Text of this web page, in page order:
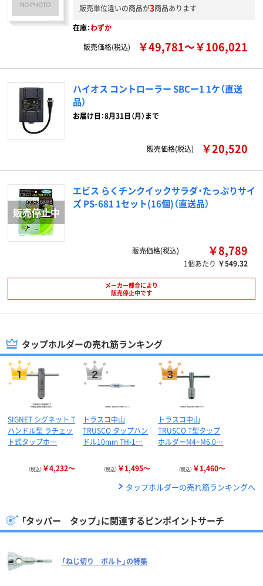
販売単位違いの商品が3商品あります
在庫：わずか
販売価格(税込)
￥49,781～￥106,021
ハイオス コントローラー SBCー1 1ケ（直送
品）
お届け日：8月31日（月）まで
販売価格(税込) ￥20,520
エビス らくチンクイックサラダ・たっぷりサイ
ズ PS-681 1セット(16個)（直送品）
販売価格(税込) ￥8,789
1個あたり ￥549.32
メーカー都合により
販売停止中です
タップホルダーの売れ筋ランキング
SIGNET シグネット T
ハンドル型 ラチェッ
ト式タップホ…
（税込） ￥4,232～
トラスコ中山
TRUSCO タップハン
ドル10mm TH-1…
（税込） ￥1,495～
トラスコ中山
TRUSCO T型タップ
ホルダーM4~M6.0…
（税込） ￥1,460～
タップホルダーの売れ筋ランキングへ
「タッパー タップ」に関連するピンポイントサーチ
「ねじ切り ボルト」の特集